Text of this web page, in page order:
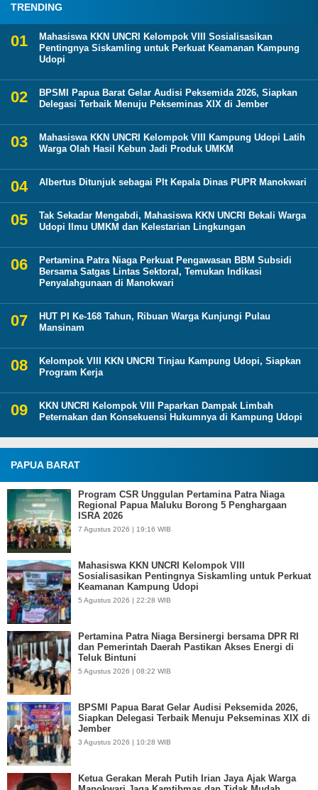
TRENDING
Mahasiswa KKN UNCRI Kelompok VIII Sosialisasikan
Pentingnya Siskamling untuk Perkuat Keamanan Kampung
Udopi
BPSMI Papua Barat Gelar Audisi Peksemida 2026, Siapkan
Delegasi Terbaik Menuju Pekseminas XIX di Jember
Mahasiswa KKN UNCRI Kelompok VIII Kampung Udopi Latih
Warga Olah Hasil Kebun Jadi Produk UMKM
Albertus Ditunjuk sebagai Plt Kepala Dinas PUPR Manokwari
Tak Sekadar Mengabdi, Mahasiswa KKN UNCRI Bekali Warga
Udopi Ilmu UMKM dan Kelestarian Lingkungan
Pertamina Patra Niaga Perkuat Pengawasan BBM Subsidi
Bersama Satgas Lintas Sektoral, Temukan Indikasi
Penyalahgunaan di Manokwari
HUT PI Ke-168 Tahun, Ribuan Warga Kunjungi Pulau
Mansinam
Kelompok VIII KKN UNCRI Tinjau Kampung Udopi, Siapkan
Program Kerja
KKN UNCRI Kelompok VIII Paparkan Dampak Limbah
Peternakan dan Konsekuensi Hukumnya di Kampung Udopi
PAPUA BARAT
Program CSR Unggulan Pertamina Patra Niaga
Regional Papua Maluku Borong 5 Penghargaan
ISRA 2026
7 Agustus 2026 | 19:16 WIB
Mahasiswa KKN UNCRI Kelompok VIII
Sosialisasikan Pentingnya Siskamling untuk Perkuat
Keamanan Kampung Udopi
5 Agustus 2026 | 22:28 WIB
Pertamina Patra Niaga Bersinergi bersama DPR RI
dan Pemerintah Daerah Pastikan Akses Energi di
Teluk Bintuni
5 Agustus 2026 | 08:22 WIB
BPSMI Papua Barat Gelar Audisi Peksemida 2026,
Siapkan Delegasi Terbaik Menuju Pekseminas XIX di
Jember
3 Agustus 2026 | 10:28 WIB
Ketua Gerakan Merah Putih Irian Jaya Ajak Warga